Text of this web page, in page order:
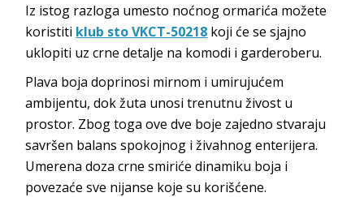
Iz istog razloga umesto noćnog ormarića možete
koristiti klub sto VKCT-50218 koji će se sjajno
uklopiti uz crne detalje na komodi i garderoberu.
Plava boja doprinosi mirnom i umirujućem
ambijentu, dok žuta unosi trenutnu živost u
prostor. Zbog toga ove dve boje zajedno stvaraju
savršen balans spokojnog i živahnog enterijera.
Umerena doza crne smiriće dinamiku boja i
povezaće sve nijanse koje su korišćene.